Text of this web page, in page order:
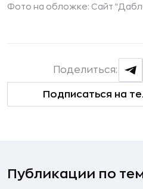
Фото на обложке: Сайт
Подписаться на
Поделиться:
Публикации по